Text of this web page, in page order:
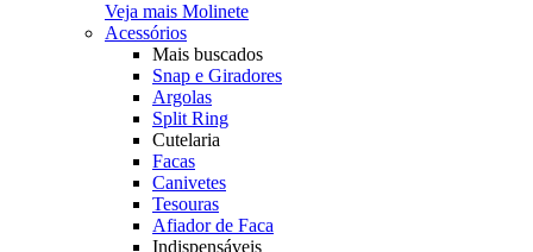
Veja mais Molinete
Acessórios
Mais buscados
Snap e Giradores
Argolas
Split Ring
Cutelaria
Facas
Canivetes
Tesouras
Afiador de Faca
Indispensáveis